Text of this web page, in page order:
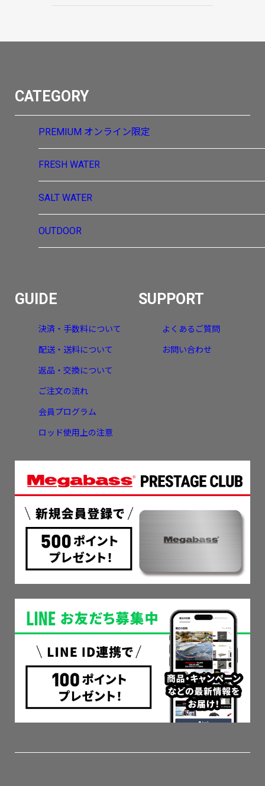
CATEGORY
PREMIUM オンライン限定
FRESH WATER
SALT WATER
OUTDOOR
GUIDE
決済・手数料について
配送・送料について
返品・交換について
ご注文の流れ
会員プログラム
ロッド使用上の注意
SUPPORT
よくあるご質問
お問い合わせ